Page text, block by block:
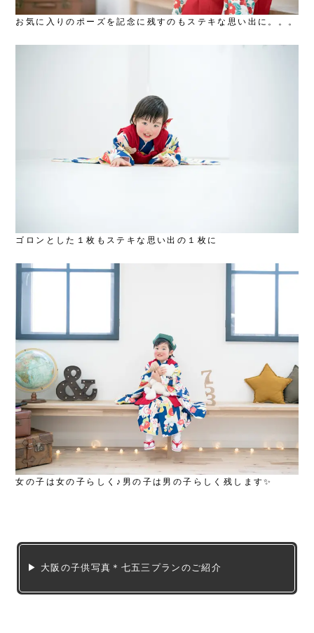
お気に入りのポーズを記念に残すのもステキな思い出に。。。
ゴロンとした１枚もステキな思い出の１枚に
女の子は女の子らしく♪男の子は男の子らしく残します✨
▶ 大阪の子供写真＊七五三プランのご紹介